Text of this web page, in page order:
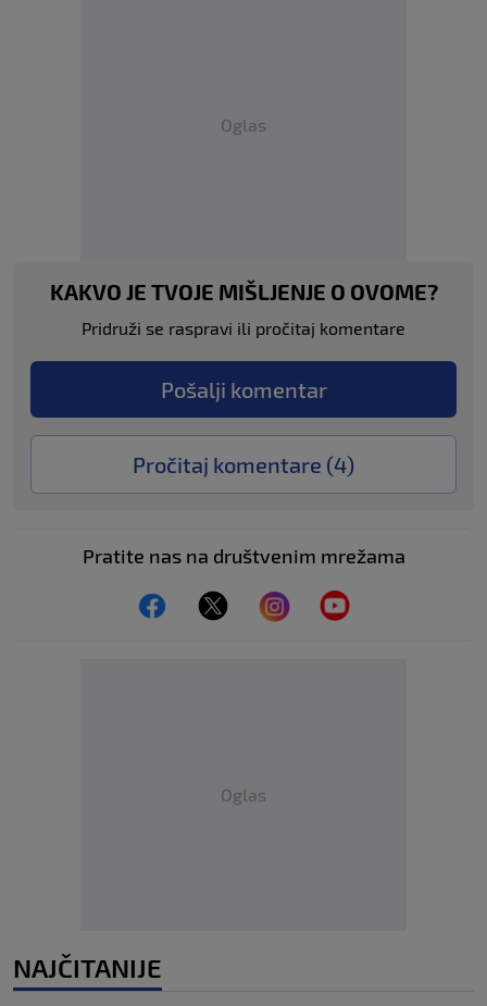
Oglas
KAKVO JE TVOJE MIŠLJENJE O OVOME?
Pridruži se raspravi ili pročitaj komentare
Pošalji komentar
Pročitaj komentare (4)
Pratite nas na društvenim mrežama
Oglas
NAJČITANIJE